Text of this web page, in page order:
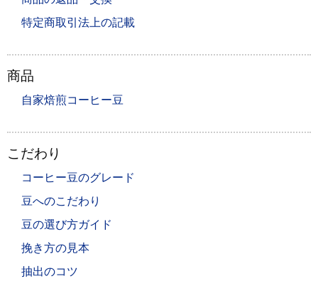
特定商取引法上の記載
商品
自家焙煎コーヒー豆
こだわり
コーヒー豆のグレード
豆へのこだわり
豆の選び方ガイド
挽き方の見本
抽出のコツ